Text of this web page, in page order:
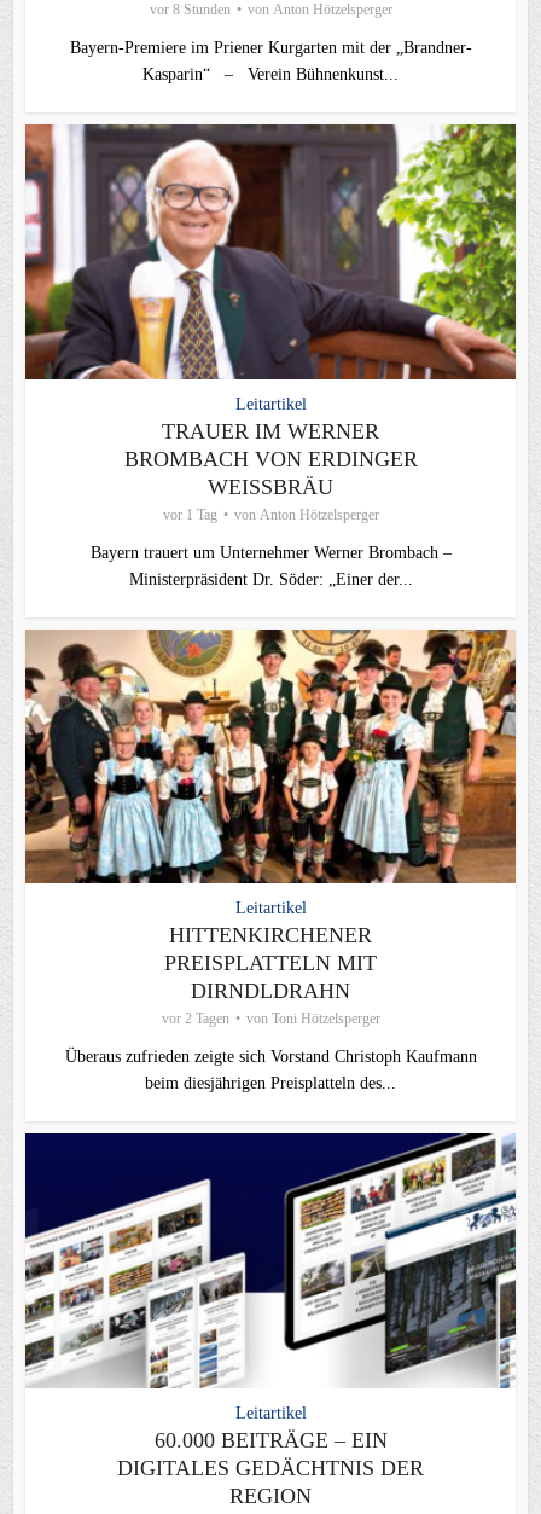
vor 8 Stunden von Anton Hötzelsperger
Bayern-Premiere im Priener Kurgarten mit der „Brandner-
Kasparin“ – Verein Bühnenkunst...
Leitartikel
TRAUER IM WERNER
BROMBACH VON ERDINGER
WEISSBRÄU
vor 1 Tag von Anton Hötzelsperger
Bayern trauert um Unternehmer Werner Brombach –
Ministerpräsident Dr. Söder: „Einer der...
Leitartikel
HITTENKIRCHENER
PREISPLATTELN MIT
DIRNDLDRAHN
vor 2 Tagen von Toni Hötzelsperger
Überaus zufrieden zeigte sich Vorstand Christoph Kaufmann
beim diesjährigen Preisplatteln des...
Leitartikel
60.000 BEITRÄGE – EIN
DIGITALES GEDÄCHTNIS DER
REGION